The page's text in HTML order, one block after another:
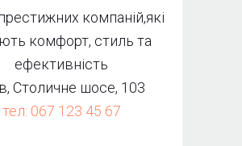
компаній,які
комфорт, стиль та
ефективність
Столичне шосе, 103
тел: 067 123 45 67